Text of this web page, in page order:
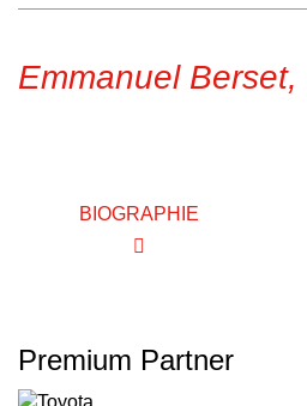
Emmanuel Berset,
BIOGRAPHIE
Premium Partner